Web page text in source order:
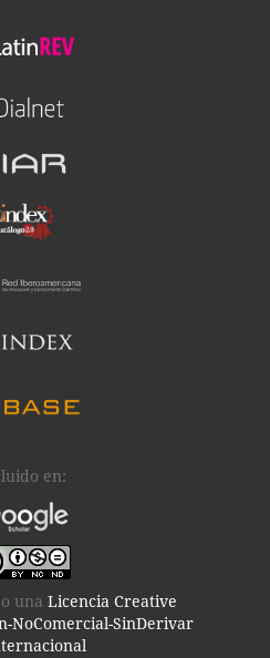
en:
una Licencia Creative
NoComercial-SinDerivar